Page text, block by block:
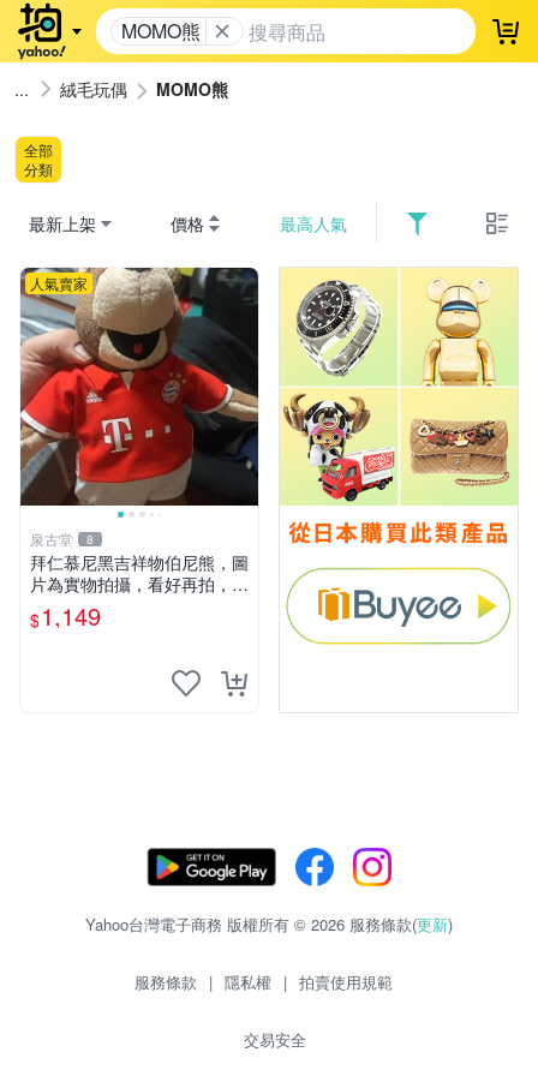
MOMO熊 登
絨毛玩偶 MOMO熊
全部
分類
最新上架 價格 最高人氣
人氣賣家
泉古堂 8
拜仁慕尼黑吉祥物伯尼熊，圖
片為實物拍攝，看好再拍，不
退不換-187978
$1,149
Yahoo台灣電子商務 版權所有 © 2026 服務條款(更新)
服務條款 | 隱私權 | 拍賣使用規範
交易安全